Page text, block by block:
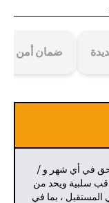
ضمان أمن
في أي شهر و /
سلبية ويحد من
، بما في